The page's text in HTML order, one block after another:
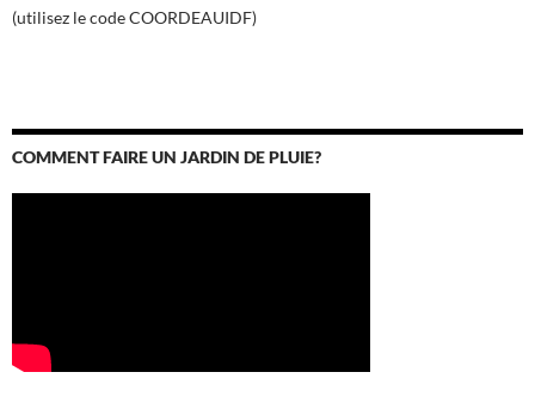
(utilisez le code COORDEAUIDF)
COMMENT FAIRE UN JARDIN DE PLUIE?